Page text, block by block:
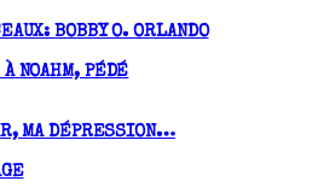
BOBBY O. ORLANDO
NOAHM, PÉDÉ
MA DÉPRESSION…